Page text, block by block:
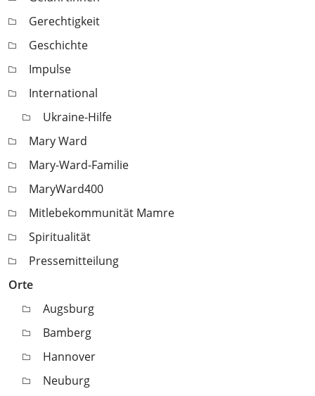
Gerechtigkeit
Geschichte
Impulse
International
Ukraine-Hilfe
Mary Ward
Mary-Ward-Familie
MaryWard400
Mitlebekommunität Mamre
Spiritualität
Pressemitteilung
Orte
Augsburg
Bamberg
Hannover
Neuburg